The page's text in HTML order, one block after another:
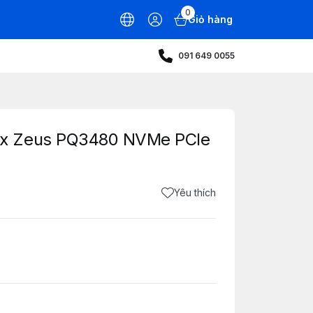
0
Giỏ hàng
091 649 0055
Zeus PQ3480 NVMe PCIe
Yêu thích